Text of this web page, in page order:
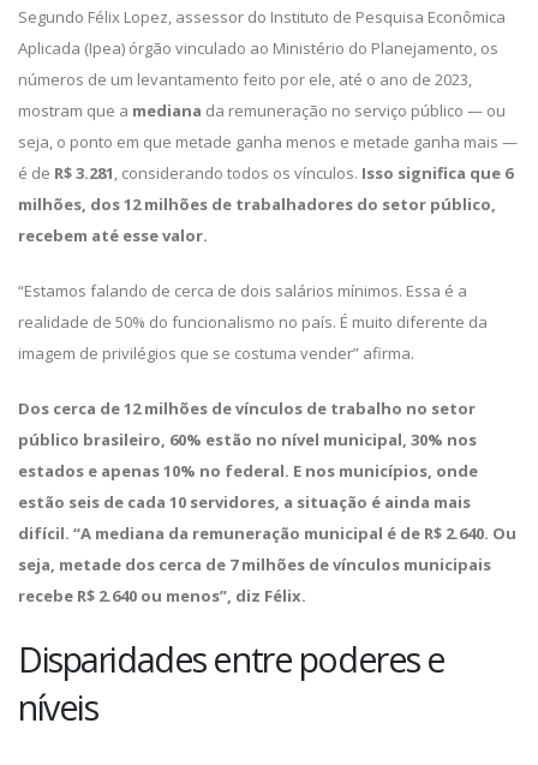
Segundo Félix Lopez, assessor do Instituto de Pesquisa Econômica
Aplicada (Ipea) órgão vinculado ao Ministério do Planejamento, os
números de um levantamento feito por ele, até o ano de 2023,
mostram que a mediana da remuneração no serviço público — ou
seja, o ponto em que metade ganha menos e metade ganha mais —
é de R$ 3.281, considerando todos os vínculos. Isso significa que 6
milhões, dos 12 milhões de trabalhadores do setor público,
recebem até esse valor.
“Estamos falando de cerca de dois salários mínimos. Essa é a
realidade de 50% do funcionalismo no país. É muito diferente da
imagem de privilégios que se costuma vender” afirma.
Dos cerca de 12 milhões de vínculos de trabalho no setor
público brasileiro, 60% estão no nível municipal, 30% nos
estados e apenas 10% no federal. E nos municípios, onde
estão seis de cada 10 servidores, a situação é ainda mais
difícil. “A mediana da remuneração municipal é de R$ 2.640. Ou
seja, metade dos cerca de 7 milhões de vínculos municipais
recebe R$ 2.640 ou menos”, diz Félix.
Disparidades entre poderes e
níveis